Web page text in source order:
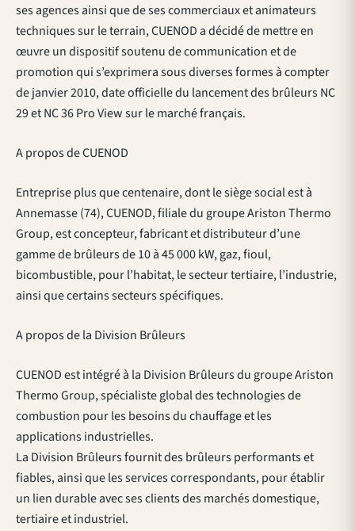
ses agences ainsi que de ses commerciaux et animateurs
techniques sur le terrain, CUENOD a décidé de mettre en
œuvre un dispositif soutenu de communication et de
promotion qui s’exprimera sous diverses formes à compter
de janvier 2010, date officielle du lancement des brûleurs NC
29 et NC 36 Pro View sur le marché français.
A propos de CUENOD
Entreprise plus que centenaire, dont le siège social est à
Annemasse (74), CUENOD, filiale du groupe Ariston Thermo
Group, est concepteur, fabricant et distributeur d’une
gamme de brûleurs de 10 à 45 000 kW, gaz, fioul,
bicombustible, pour l’habitat, le secteur tertiaire, l’industrie,
ainsi que certains secteurs spécifiques.
A propos de la Division Brûleurs
CUENOD est intégré à la Division Brûleurs du groupe Ariston
Thermo Group, spécialiste global des technologies de
combustion pour les besoins du chauffage et les
applications industrielles.
La Division Brûleurs fournit des brûleurs performants et
fiables, ainsi que les services correspondants, pour établir
un lien durable avec ses clients des marchés domestique,
tertiaire et industriel.